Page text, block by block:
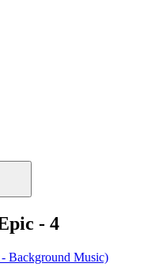
- 4
Background Music)